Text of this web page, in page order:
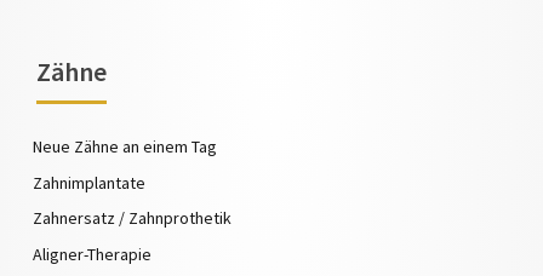
Zähne
Neue Zähne an einem Tag
Zahnimplantate
Zahnersatz / Zahnprothetik
Aligner-Therapie